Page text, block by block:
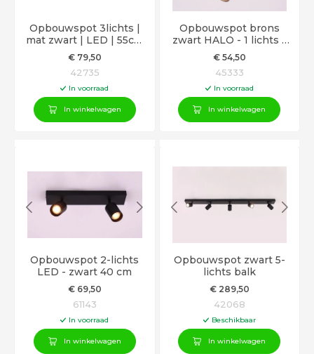
Opbouwspot 3lichts |
mat zwart | LED | 55cm
breed
€79,50
42735
In voorraad
In winkelwagen
Opbouwspot brons
zwart HALO - 1 lichts -
gu10
€54,50
45333
In voorraad
In winkelwagen
Opbouwspot 2-lichts
LED - zwart 40 cm
€69,50
61143
In voorraad
In winkelwagen
Opbouwspot zwart 5-
lichts balk
€289,50
42068
Beschikbaar
In winkelwagen